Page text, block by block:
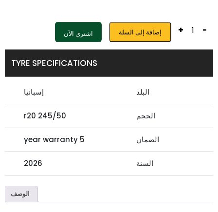
-
+ إضافة إلى السلة اشتري الآن
TYRE SPECIFICATIONS
البلد إسبانيا
الحجم 245/50 r20
الضمان 5 year warranty
السنة 2026
الوصف